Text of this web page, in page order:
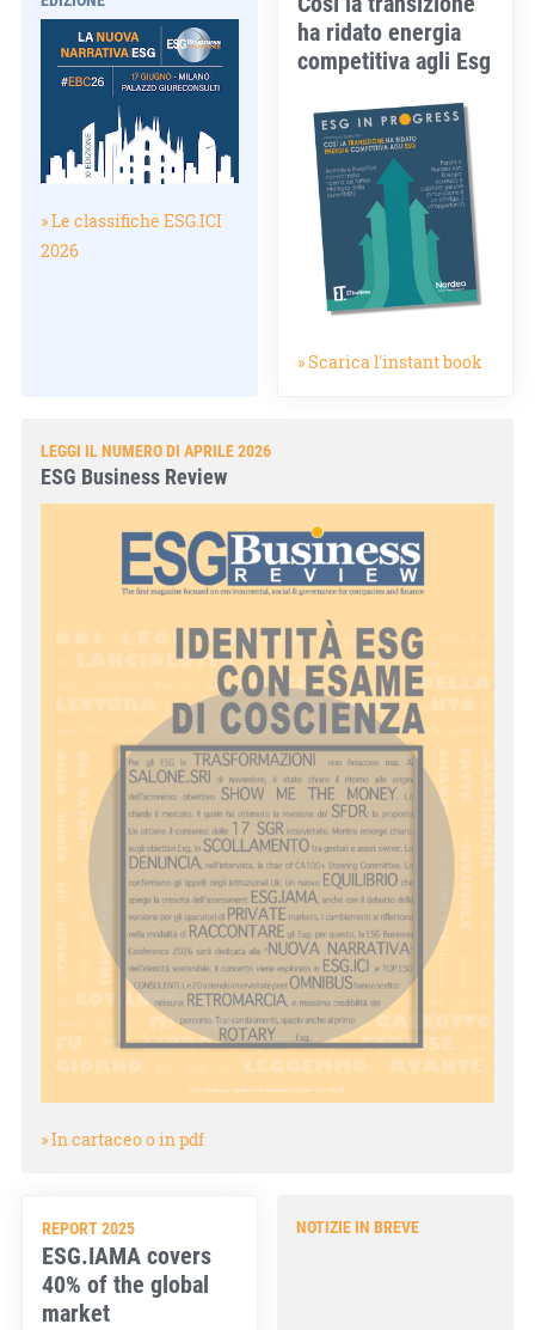
» Le classifiche ESG.ICI
2026
ha ridato energia
competitiva agli Esg
» Scarica l'instant book
LEGGI IL NUMERO DI APRILE 2026
ESG Business Review
» In cartaceo o in pdf
REPORT 2025
ESG.IAMA covers
40% of the global
market
NOTIZIE IN BREVE